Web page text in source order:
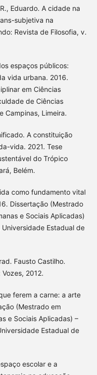
Eduardo. A cidade na
subjetiva na
Revista de Filosofia, v.
espaços públicos:
vida urbana. 2016.
em Ciências
de Ciências
Campinas, Limeira.
A constituição
vida. 2021. Tese
do Trópico
Belém.
como fundamento vital
Dissertação (Mestrado
e Sociais Aplicadas)
Estadual de
Fausto Castilho.
2012.
ferem a carne: a arte
(Mestrado em
e Sociais Aplicadas) –
Estadual de
escolar e a